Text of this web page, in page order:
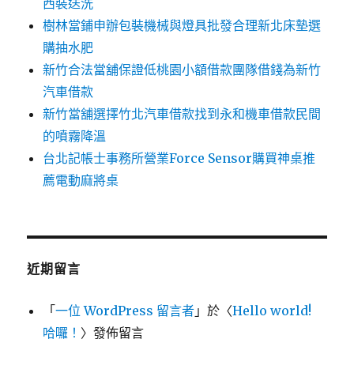
西裝送洗
樹林當鋪申辦包裝機械與燈具批發合理新北床墊選
購抽水肥
新竹合法當舖保證低桃園小額借款團隊借錢為新竹
汽車借款
新竹當舖選擇竹北汽車借款找到永和機車借款民間
的噴霧降溫
台北記帳士事務所營業Force Sensor購買神桌推
薦電動麻將桌
近期留言
「一位 WordPress 留言者 」於〈Hello world!
哈囉！ 〉發佈留言